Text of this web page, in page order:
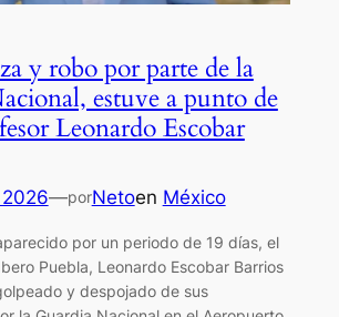
y robo por parte de la
estuve a punto de
Leonardo Escobar
2026—porNetoen México
por un periodo de 19 días, el
Puebla, Leonardo Escobar Barrios
y despojado de sus